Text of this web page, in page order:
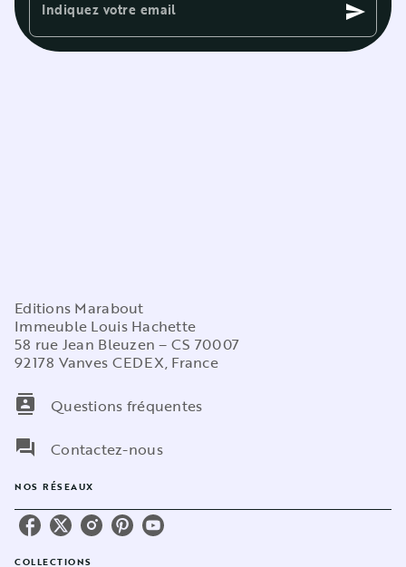
Indiquez votre email send
Editions Marabout
Immeuble Louis Hachette
58 rue Jean Bleuzen – CS 70007
92178 Vanves CEDEX, France
contacts
Questions fréquentes
question_answer
Contactez-nous
NOS RÉSEAUX
COLLECTIONS